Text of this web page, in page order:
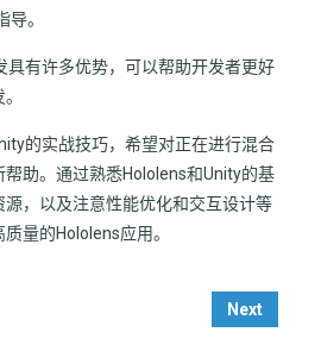
。
具有许多优势，可以帮助开发者更好
的实战技巧，希望对正在进行混合
助。通过熟悉Hololens和Unity的基
，以及注意性能优化和交互设计等
量的Hololens应用。
Next